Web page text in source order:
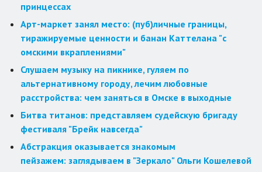
принцессах
Арт-маркет занял место: (пуб)личные границы,
тиражируемые ценности и банан Каттелана "с
омскими вкраплениями"
Слушаем музыку на пикнике, гуляем по
альтернативному городу, лечим любовные
расстройства: чем заняться в Омске в выходные
Битва титанов: представляем судейскую бригаду
фестиваля "Брейк навсегда"
Абстракция оказывается знакомым
пейзажем: заглядываем в "Зеркало" Ольги Кошелевой